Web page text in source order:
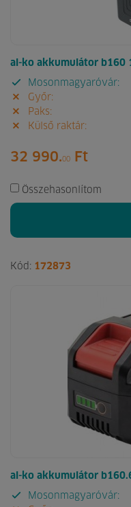
al-ko akkumulátor b160
Mosonmagyaróvár:
Győr:
Paks:
Külső raktár:
32 990.00 Ft
Összehasonlítom
Kód: 172873
al-ko akkumulátor
Mosonmagyaróvár: